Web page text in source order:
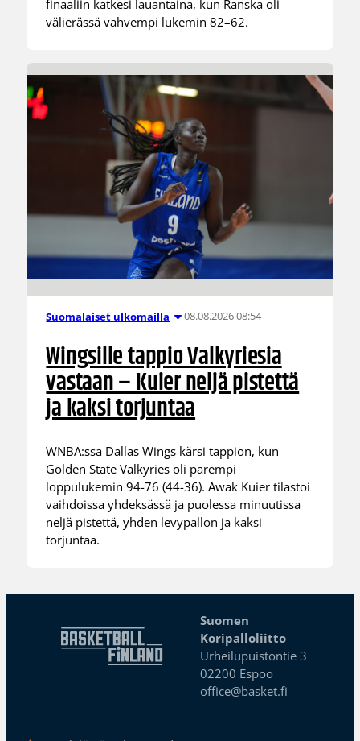
finaaliin katkesi lauantaina, kun Ranska oli
välierässä vahvempi lukemin 82–62.
Suomalaiset ulkomailla 08.08.2026 08:54
Wingsille tappio Valkyriesia
vastaan – Kuier neljä pistettä
ja kaksi torjuntaa
WNBA:ssa Dallas Wings kärsi tappion, kun
Golden State Valkyries oli parempi
loppulukemin 94-76 (44-36). Awak Kuier tilastoi
vaihdoissa yhdeksässä ja puolessa minuutissa
neljä pistettä, yhden levypallon ja kaksi
torjuntaa.
Suomen
Koripalloliitto
Urheilupuistontie 3
02200 Espoo
office@basket.fi